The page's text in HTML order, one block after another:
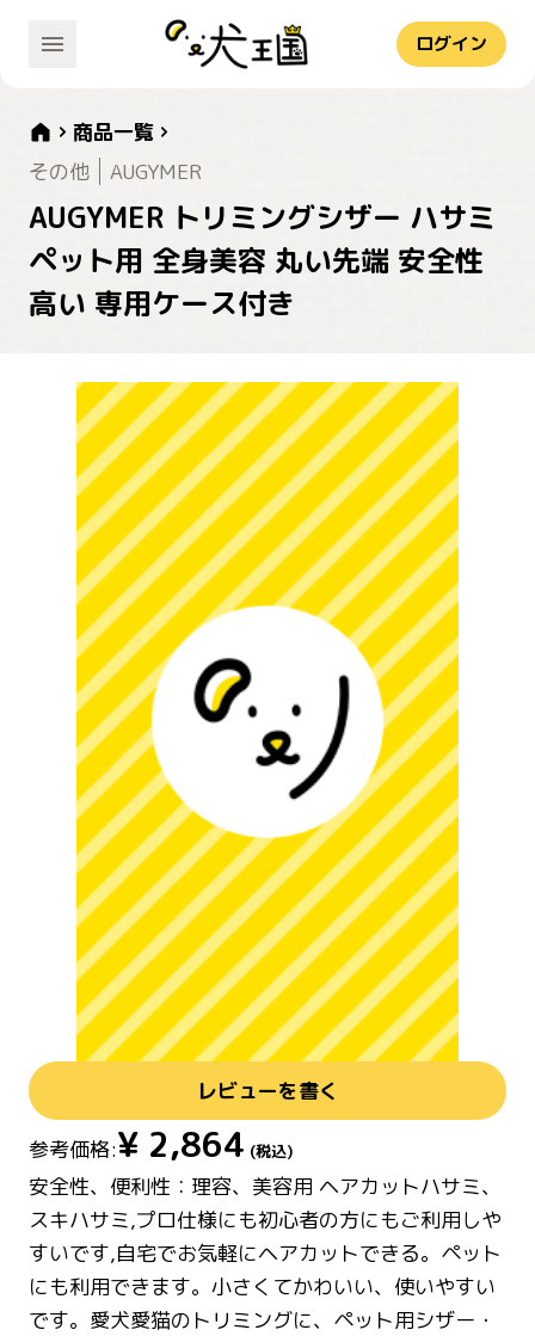
ログイン
商品一覧
その他
AUGYMER
AUGYMER トリミングシザー ハサミ
ペット用 全身美容 丸い先端 安全性
高い 専用ケース付き
レビューを書く
参考価格:¥ 2,864 (税込)
安全性、便利性：理容、美容用 ヘアカットハサミ、
スキハサミ,プロ仕様にも初心者の方にもご利用しや
すいです,自宅でお気軽にヘアカットできる。ペット
にも利用できます。小さくてかわいい、使いやすい
です。愛犬愛猫のトリミングに、ペット用シザー・